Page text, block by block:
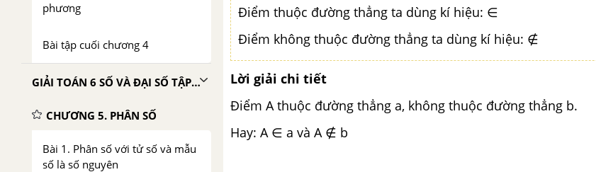
phương
Bài tập cuối chương 4
GIẢI TOÁN 6 SỐ VÀ ĐẠI SỐ TẬP 2 CHÂN TRỜI SÁNG TẠO
CHƯƠNG 5. PHÂN SỐ
Bài 1. Phân số với tử số và mẫu
số là số nguyên
Điểm thuộc đường thẳng ta dùng kí hiệu: ∈
Điểm không thuộc đường thẳng ta dùng kí hiệu: ∉
Lời giải chi tiết
Điểm A thuộc đường thẳng a, không thuộc đường thẳng b.
Hay: A ∈ a và A ∉ b